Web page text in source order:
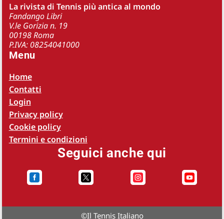
La rivista di Tennis più antica al mondo
Fandango Libri
V.le Gorizia n. 19
00198 Roma
P.IVA: 08254041000
Menu
Home
Contatti
Login
Privacy policy
Cookie policy
Termini e condizioni
Seguici anche qui
   
©Il Tennis Italiano